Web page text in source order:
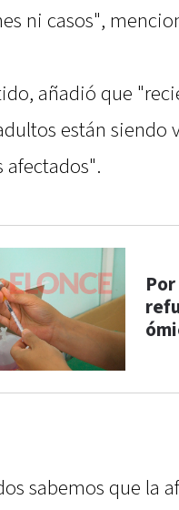
ni casos",
añadió que
están siendo
afectados".
sabemos que la